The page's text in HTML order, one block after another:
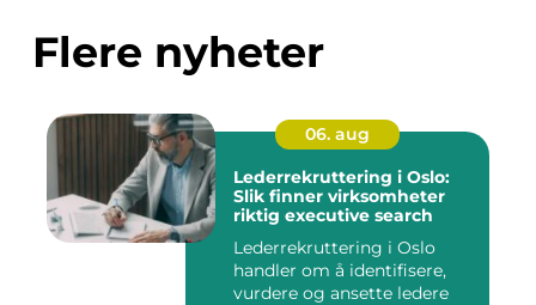
Flere nyheter
06. aug
Lederrekruttering i Oslo:
Slik finner virksomheter
riktig executive search
Lederrekruttering i Oslo
handler om å identifisere,
vurdere og ansette ledere